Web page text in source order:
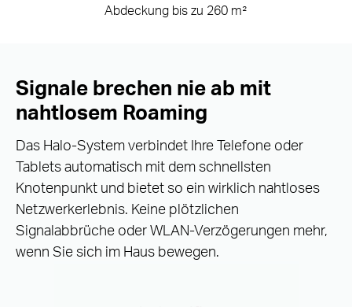
Abdeckung bis zu 260 m²
Signale brechen nie ab mit
nahtlosem Roaming
Das Halo-System verbindet Ihre Telefone oder
Tablets automatisch mit dem schnellsten
Knotenpunkt und bietet so ein wirklich nahtloses
Netzwerkerlebnis. Keine plötzlichen
Signalabbrüche oder WLAN-Verzögerungen mehr,
wenn Sie sich im Haus bewegen.